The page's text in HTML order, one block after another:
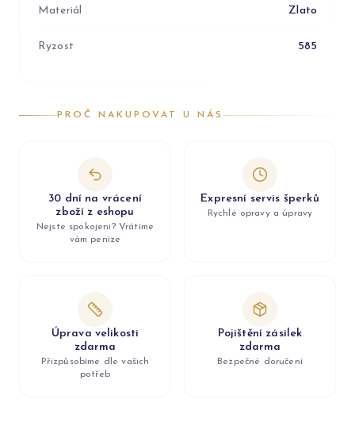
Materiál Zlato
Ryzost 585
PROČ NAKUPOVAT U NÁS
30 dní na vrácení
zboží z eshopu
Nejste spokojeni? Vrátíme
vám peníze
Expresní servis šperků
Rychlé opravy a úpravy
Úprava velikosti
zdarma
Přizpůsobíme dle vašich
potřeb
Pojištění zásilek
zdarma
Bezpečné doručení